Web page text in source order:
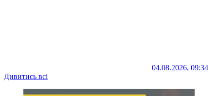
04.08.2026, 09:34
Дивитись всі